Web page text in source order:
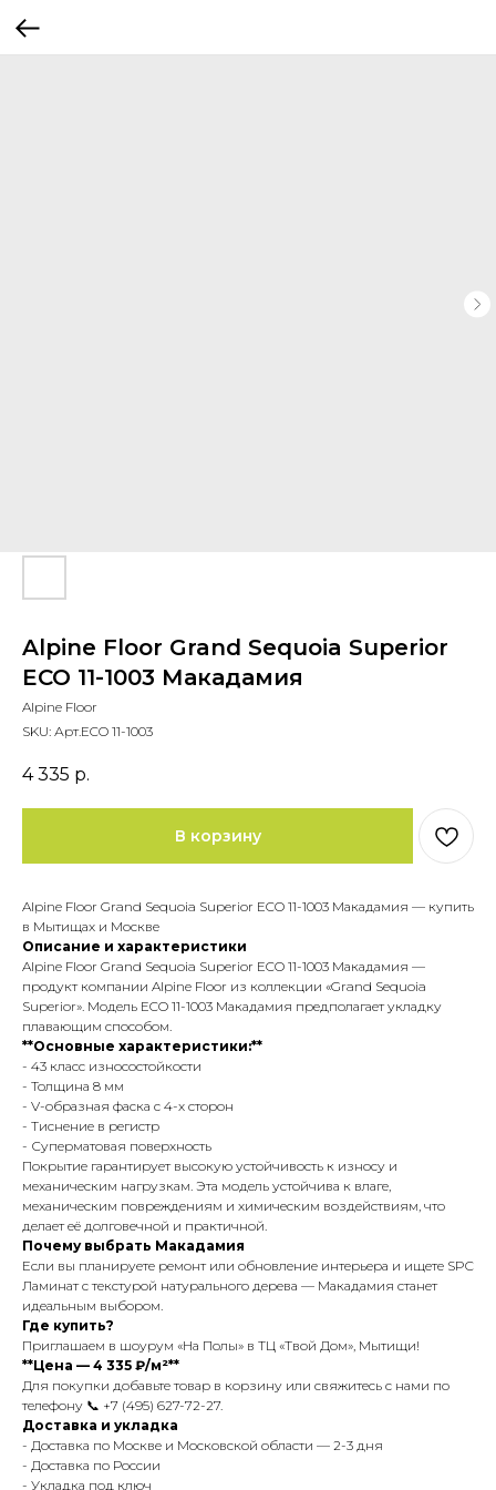
Alpine Floor Grand Sequoia Superior
ECO 11-1003 Макадамия
Alpine Floor
SKU: Арт.ECO 11-1003
4 335 р.
В корзину
Alpine Floor Grand Sequoia Superior ECO 11-1003 Макадамия — купить
в Мытищах и Москве
Описание и характеристики
Alpine Floor Grand Sequoia Superior ECO 11-1003 Макадамия —
продукт компании Alpine Floor из коллекции «Grand Sequoia
Superior». Модель ECO 11-1003 Макадамия предполагает укладку
плавающим способом.
**Основные характеристики:**
- 43 класс износостойкости
- Толщина 8 мм
- V-образная фаска с 4-х сторон
- Тиснение в регистр
- Суперматовая поверхность
Покрытие гарантирует высокую устойчивость к износу и
механическим нагрузкам. Эта модель устойчива к влаге,
механическим повреждениям и химическим воздействиям, что
делает её долговечной и практичной.
Почему выбрать Макадамия
Если вы планируете ремонт или обновление интерьера и ищете SPC
Ламинат с текстурой натурального дерева — Макадамия станет
идеальным выбором.
Где купить?
Приглашаем в шоурум «На Полы» в ТЦ «Твой Дом», Мытищи!
**Цена — 4 335 ₽/м²**
Для покупки добавьте товар в корзину или свяжитесь с нами по
телефону 📞 +7 (495) 627-72-27.
Доставка и укладка
- Доставка по Москве и Московской области — 2-3 дня
- Доставка по России
- Укладка под ключ